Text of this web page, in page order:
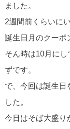
ました。
2週間前くらいに
誕生日月のクーポ
そん時は10月にし
ずです。
で、今回は誕生日
した。
今日はそば大盛り